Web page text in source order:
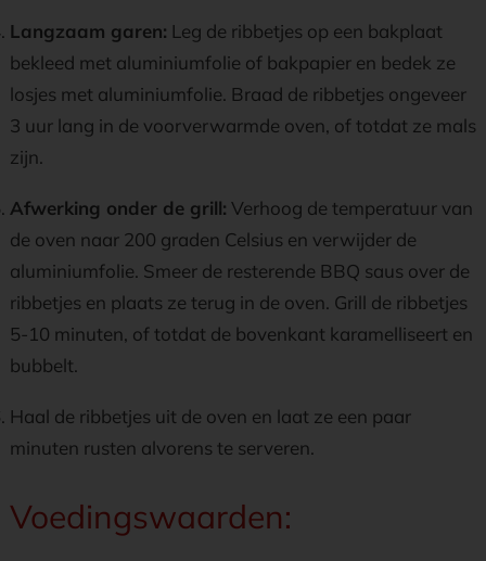
Langzaam garen: Leg de ribbetjes op een bakplaat
bekleed met aluminiumfolie of bakpapier en bedek ze
losjes met aluminiumfolie. Braad de ribbetjes ongeveer
3 uur lang in de voorverwarmde oven, of totdat ze mals
zijn.
Afwerking onder de grill: Verhoog de temperatuur van
de oven naar 200 graden Celsius en verwijder de
aluminiumfolie. Smeer de resterende BBQ saus over de
ribbetjes en plaats ze terug in de oven. Grill de ribbetjes
5-10 minuten, of totdat de bovenkant karamelliseert en
bubbelt.
Haal de ribbetjes uit de oven en laat ze een paar
minuten rusten alvorens te serveren.
Voedingswaarden: